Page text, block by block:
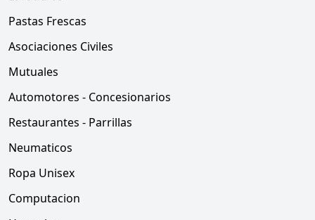
Pastas Frescas
Asociaciones Civiles
Mutuales
Automotores - Concesionarios
Restaurantes - Parrillas
Neumaticos
Ropa Unisex
Computacion